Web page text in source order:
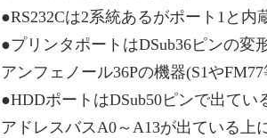
●RS232Cは2系統あるがポート1と
●プリンタポートはDSub36ピンの
アンフェノール36Pの機器(S1や
●HDDポートはDSub50ピンで出て
アドレスバスA0～A13が出ている上